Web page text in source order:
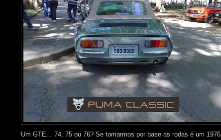
Um GTE... 74, 75 ou 76? Se tomarmos por base as rodas é um 1976.